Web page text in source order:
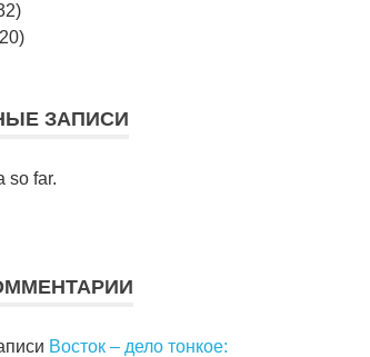
ЗАПИСИ
so far.
Восток – дело тонкое: